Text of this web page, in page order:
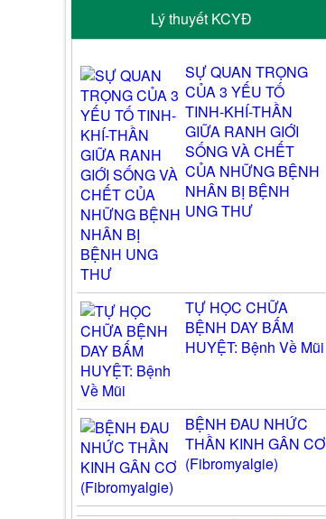
Lý thuyết KCYĐ
SỰ QUAN TRỌNG
CỦA 3 YẾU TỐ
TINH-KHÍ-THẦN
GIỮA RANH GIỚI
SỐNG VÀ CHẾT
CỦA NHỮNG BỆNH
NHÂN BỊ BỆNH
UNG THƯ
TỰ HỌC CHỮA
BỆNH DAY BẤM
HUYỆT: Bệnh Về Mũi
BỆNH ĐAU NHỨC
THẦN KINH GÂN CƠ
(Fibromyalgie)